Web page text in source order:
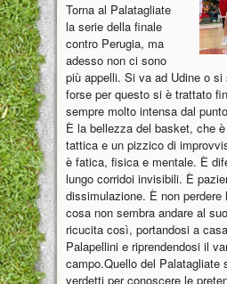
Torna al Palatagliate
la serie della finale
contro Perugia, ma
adesso non ci sono
più appelli. Si va ad Udine o
forse per questo si è trattato
sempre molto intensa dal
È la bellezza del basket, che
tattica e un pizzico di
è fatica, fisica e mentale. È
lungo corridoi invisibili. È
dissimulazione. È non perdere
cosa non sembra andare al
ricucita così, portandosi a
Palapellini e riprendendosi il
campo.Quello del Palatagliate
verdetti per conoscere le